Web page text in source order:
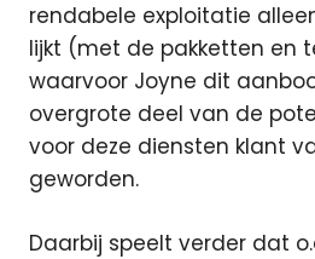
rendabele exploitatie
lijkt (met de pakketten en
waarvoor Joyne dit
overgrote deel van de
voor deze diensten klant
geworden.
Daarbij speelt verder dat